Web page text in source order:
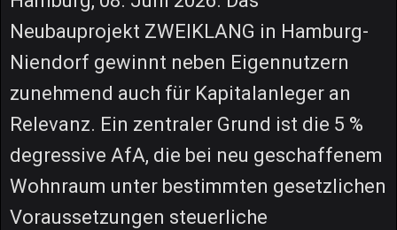
Neubauprojekt ZWEIKLANG in Hamburg-
Niendorf gewinnt neben Eigennutzern
zunehmend auch für Kapitalanleger an
Relevanz. Ein zentraler Grund ist die 5 %
degressive AfA, die bei neu geschaffenem
Wohnraum unter bestimmten gesetzlichen
Voraussetzungen steuerliche